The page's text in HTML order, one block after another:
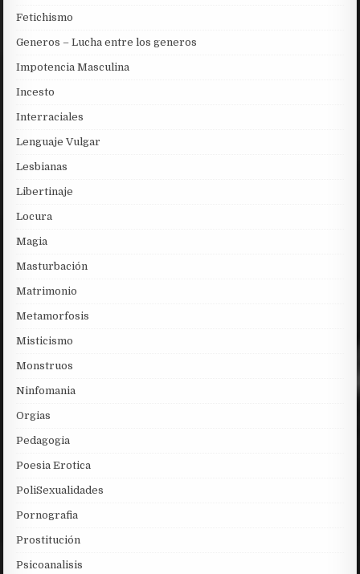
Fetichismo
Generos – Lucha entre los generos
Impotencia Masculina
Incesto
Interraciales
Lenguaje Vulgar
Lesbianas
Libertinaje
Locura
Magia
Masturbación
Matrimonio
Metamorfosis
Misticismo
Monstruos
Ninfomania
Orgias
Pedagogia
Poesia Erotica
PoliSexualidades
Pornografia
Prostitución
Psicoanalisis